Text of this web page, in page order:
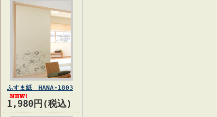
ふすま紙 HANA-1803
1,980円(税込)